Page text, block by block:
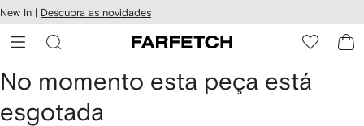
o
New In | Descubra as novidades
MARANT
ÉTOILE
No momento esta peça está
esgotada